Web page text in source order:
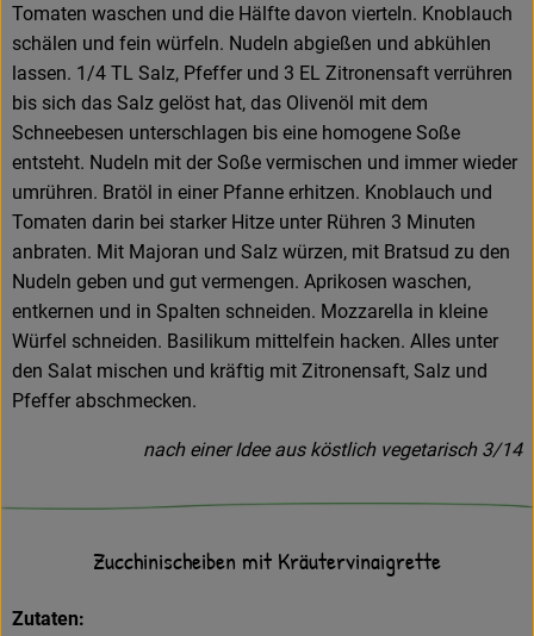
Tomaten waschen und die Hälfte davon vierteln. Knoblauch
schälen und fein würfeln. Nudeln abgießen und abkühlen
lassen. 1/4 TL Salz, Pfeffer und 3 EL Zitronensaft verrühren
bis sich das Salz gelöst hat, das Olivenöl mit dem
Schneebesen unterschlagen bis eine homogene Soße
entsteht. Nudeln mit der Soße vermischen und immer wieder
umrühren. Bratöl in einer Pfanne erhitzen. Knoblauch und
Tomaten darin bei starker Hitze unter Rühren 3 Minuten
anbraten. Mit Majoran und Salz würzen, mit Bratsud zu den
Nudeln geben und gut vermengen. Aprikosen waschen,
entkernen und in Spalten schneiden. Mozzarella in kleine
Würfel schneiden. Basilikum mittelfein hacken. Alles unter
den Salat mischen und kräftig mit Zitronensaft, Salz und
Pfeffer abschmecken.
nach einer Idee aus köstlich vegetarisch 3/14
Zucchinischeiben mit Kräutervinaigrette
Zutaten: